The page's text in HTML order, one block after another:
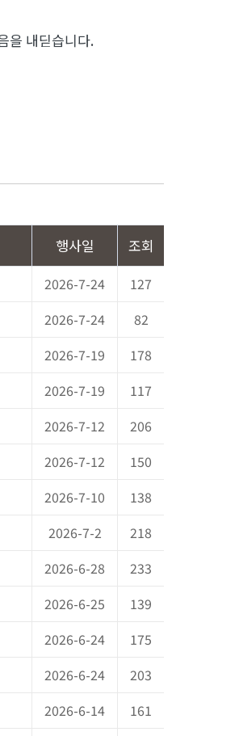
을 내딛습니다.
행사일 조회
2026-7-24
127
2026-7-24
82
2026-7-19
178
2026-7-19
117
2026-7-12
206
2026-7-12
150
2026-7-10
138
2026-7-2
218
2026-6-28
233
2026-6-25
139
2026-6-24
175
2026-6-24
203
2026-6-14 161